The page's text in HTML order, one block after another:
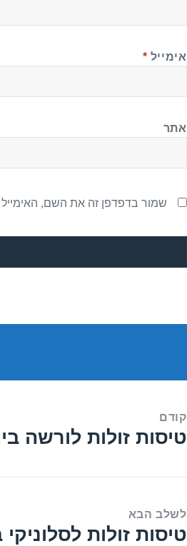
אימייל *
אתר
שמור בדפדפן זה את השם,
קודם
הפוסט
טיסות זולות לורשה ביוני 26/06/
לשלב הבא
הפוסט
טיסות זולות לסלוניקי ביוני 25/